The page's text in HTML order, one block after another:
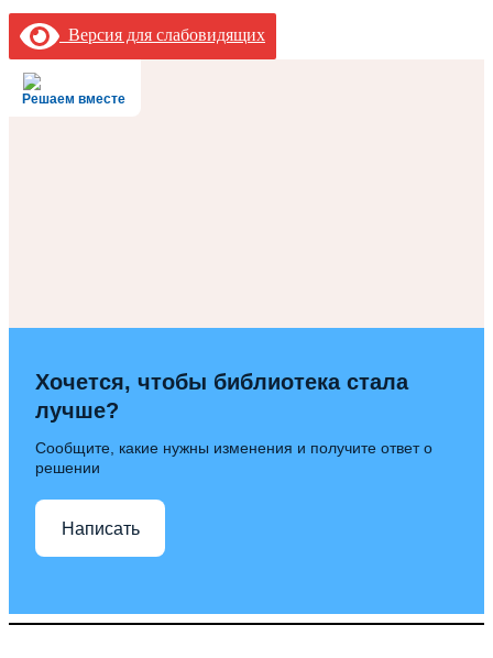
Версия для слабовидящих
Решаем вместе
Хочется, чтобы библиотека стала
лучше?
Сообщите, какие нужны изменения и получите ответ о
решении
Написать